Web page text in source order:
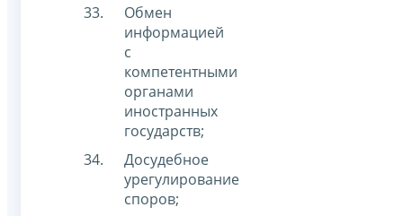
Обмен
информацией
с
компетентными
органами
иностранных
государств;
Досудебное
урегулирование
споров;